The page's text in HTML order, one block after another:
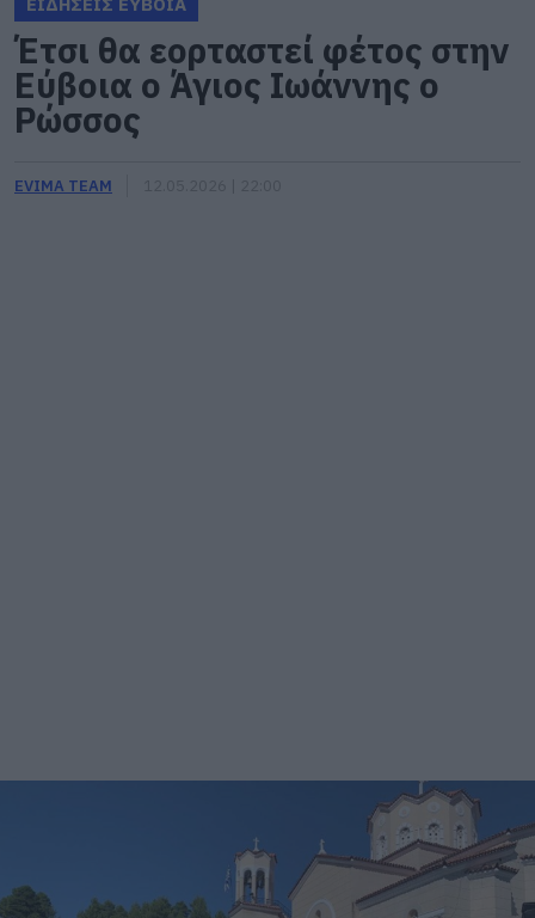
Έτσι θα εορταστεί φέτος στην
Εύβοια ο Άγιος Ιωάννης ο
Ρώσσος
EVIMA TEAM